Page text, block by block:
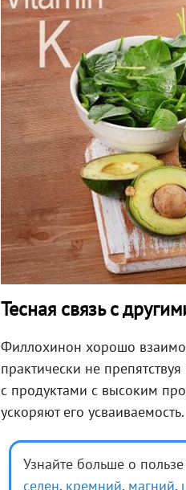
Тесная связь с
Филлохинон хорошо
практически не
с продуктами с высоким
ускоряют его усваиваемость.
Узнайте больше о
селен, кремний, магний,